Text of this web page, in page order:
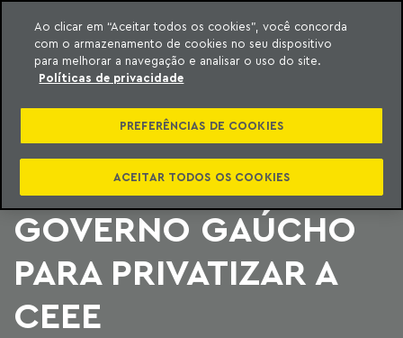
o conteúdo
Machado Meyer
O PDT QUESTIONA
NO SUPREMO A
AUTORIZAÇÃO AO
GOVERNO GAÚCHO
PARA PRIVATIZAR A
CEEE
Ao clicar em “Aceitar todos os cookies”, você concorda
com o armazenamento de cookies no seu dispositivo
para melhorar a navegação e analisar o uso do site.
Políticas de privacidade
PREFERÊNCIAS DE COOKIES
ACEITAR TODOS OS COOKIES